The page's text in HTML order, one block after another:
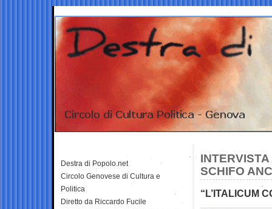
SCHIFO
“L’ITALICUM
Destra di Popolo.net
Circolo Genovese di Cultura e
Politica
Diretto da Riccardo Fucile